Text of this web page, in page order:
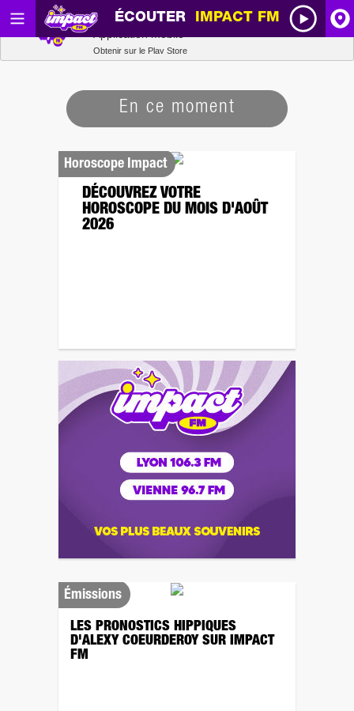
ÉCOUTER IMPACT FM
En ce moment
Horoscope Impact
DÉCOUVREZ VOTRE
HOROSCOPE DU MOIS D'AOÛT
2026
Émissions
LES PRONOSTICS HIPPIQUES
D'ALEXY COEURDEROY SUR IMPACT
FM
Radio SCOOP
Obtenir sur le Play Store
Télécharger